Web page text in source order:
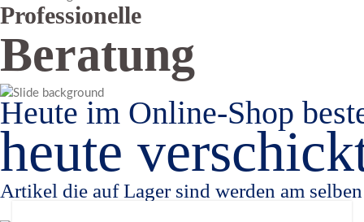
Professionelle
Beratung
Heute im Online-Shop
heute
Artikel die auf Lager sind werden am